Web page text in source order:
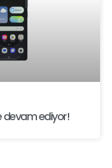
devam ediyor!